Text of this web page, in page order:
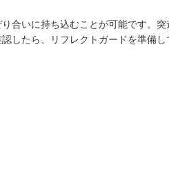
合いに持ち込むことが可能です。突
したら、リフレクトガードを準備し